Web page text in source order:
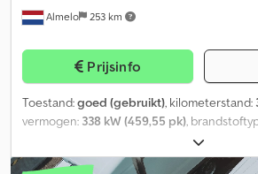
Almelo 253 km
Prijsinfo
Toestand:goed (gebruikt), kilometerstand:
vermogen: 338 kW (459,55 pk),
, asconfiguratie:
mm, brandstof:diesel, soort overbrenging: